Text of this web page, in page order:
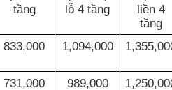
tầng
lỗ 4 tầng
liền 4
tầng
833,000 1,094,000
731,000 989,000